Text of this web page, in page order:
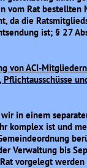
vom Rat bestellten
da die
ist; § 27
von ACI-
in einem
komplex ist und
Verwaltung bis
vorgelegt werden